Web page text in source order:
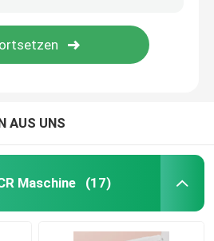
AUS UNS
Maschine (17)